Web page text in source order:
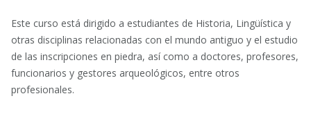
Este curso está dirigido a estudiantes de Historia, Lingüística y
otras disciplinas relacionadas con el mundo antiguo y el estudio
de las inscripciones en piedra, así como a doctores, profesores,
funcionarios y gestores arqueológicos, entre otros
profesionales.